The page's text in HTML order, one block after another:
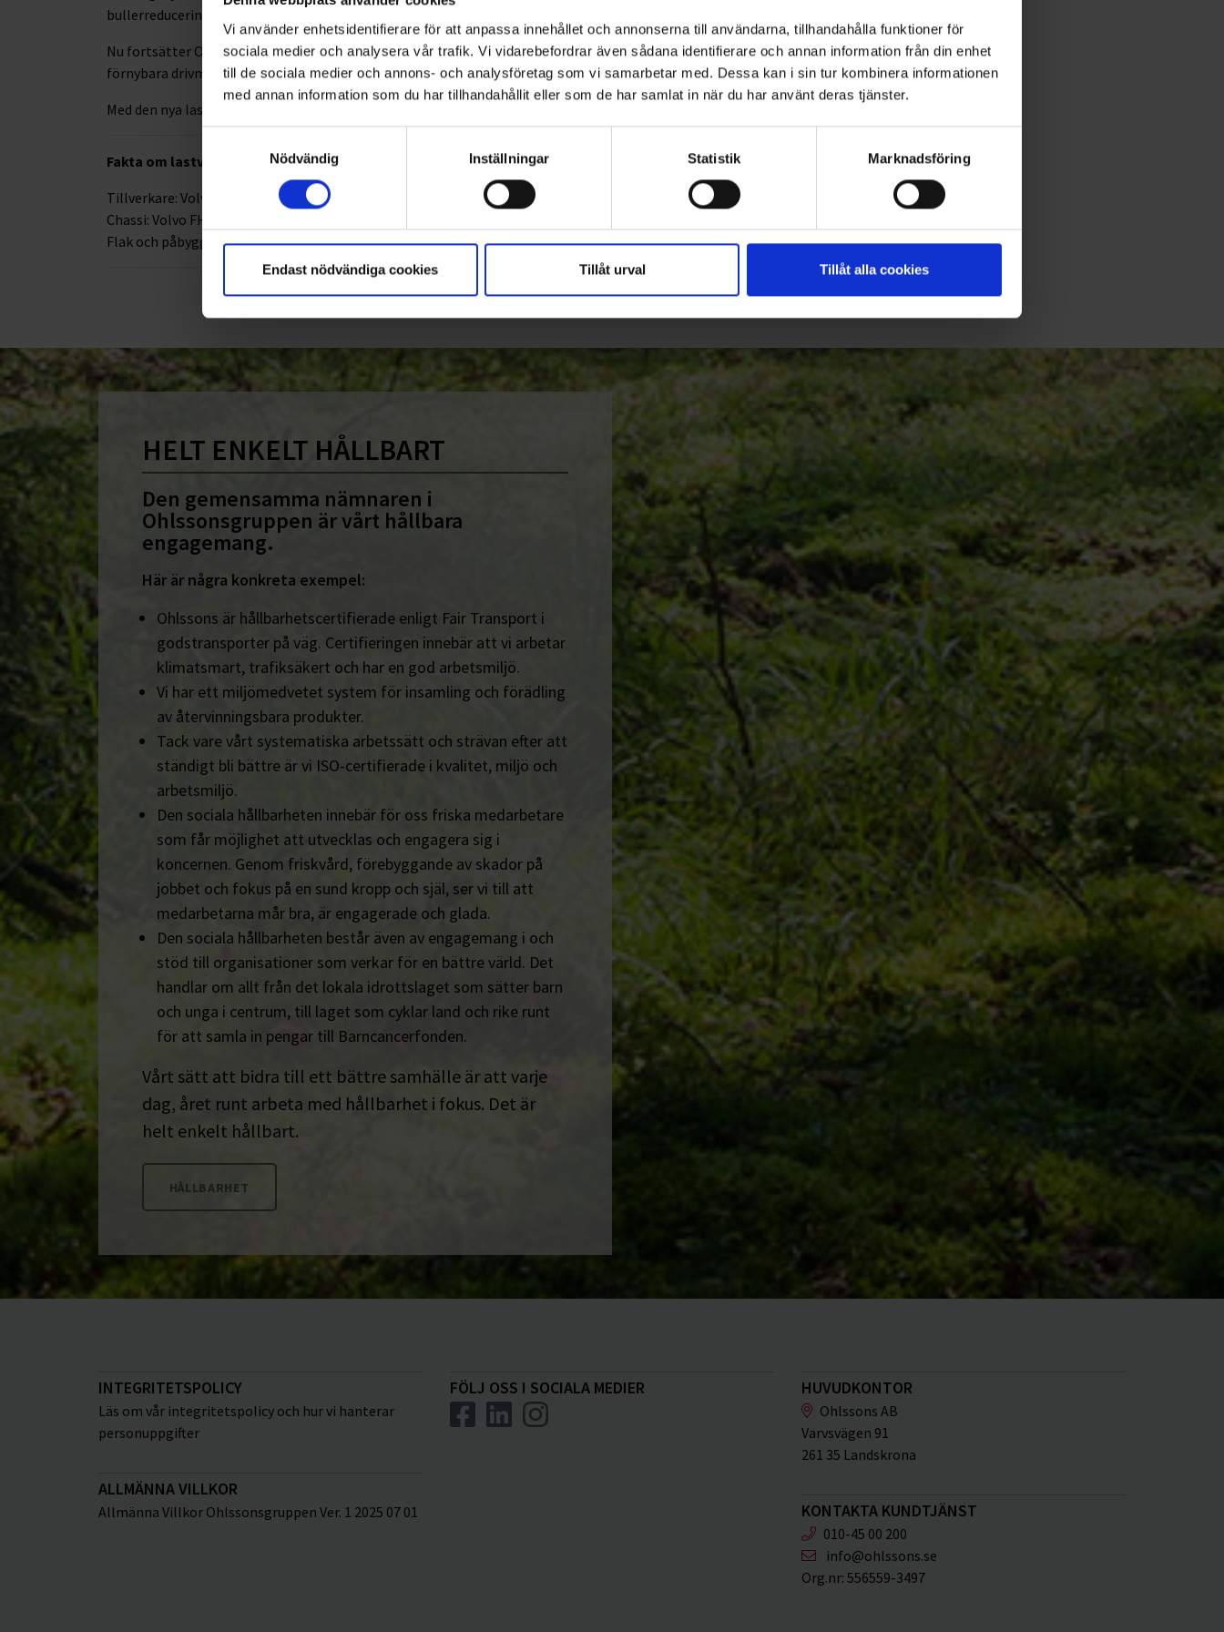
Vi använder enhetsidentifierare för att anpassa innehållet och annonserna till användarna, tillhandahålla funktioner för
sociala medier och analysera vår trafik. Vi vidarebefordrar även sådana identifierare och annan information från din enhet
till de sociala medier och annons- och analysföretag som vi samarbetar med. Dessa kan i sin tur kombinera informationen
med annan information som du har tillhandahållit eller som de har samlat in när du har använt deras tjänster.
Nödvändig
Inställningar Statistik Marknadsföring
Endast nödvändiga cookies Tillåt urval Tillåt alla cookies
bullerreducering blivit en allt viktigare parameter.
Nu fortsätter Ohlssons arbete med att ställa om till en mer hållbar drivmedelsmix, där användningen av
förnybara drivmedel ökar och utgör en prioriterad del av klimatarbetet.
Med den nya lastväxlaren tar Ohlssons ytterligare ett konkret steg i klimatomställningen.
Fakta om lastväxlaren
Tillverkare: Volvo Lastvagnar AB
Chassi: Volvo FH Electric
Flak och påbyggnation: JOAB
HELT ENKELT HÅLLBART
Den gemensamma nämnaren i
Ohlssonsgruppen är vårt hållbara
engagemang.
Här är några konkreta exempel:
Ohlssons är hållbarhetscertifierade enligt Fair Transport i
godstransporter på väg. Certifieringen innebär att vi arbetar
klimatsmart, trafiksäkert och har en god arbetsmiljö.
Vi har ett miljömedvetet system för insamling och förädling
av återvinningsbara produkter.
Tack vare vårt systematiska arbetssätt och strävan efter att
ständigt bli bättre är vi ISO-certifierade i kvalitet, miljö och
arbetsmiljö.
Den sociala hållbarheten innebär för oss friska medarbetare
som får möjlighet att utvecklas och engagera sig i
koncernen. Genom friskvård, förebyggande av skador på
jobbet och fokus på en sund kropp och själ, ser vi till att
medarbetarna mår bra, är engagerade och glada.
Den sociala hållbarheten består även av engagemang i och
stöd till organisationer som verkar för en bättre värld. Det
handlar om allt från det lokala idrottslaget som sätter barn
och unga i centrum, till laget som cyklar land och rike runt
för att samla in pengar till Barncancerfonden.
Vårt sätt att bidra till ett bättre samhälle är att varje
dag, året runt arbeta med hållbarhet i fokus. Det är
helt enkelt hållbart.
HÅLLBARHET
INTEGRITETSPOLICY
Läs om vår integritetspolicy och hur vi hanterar
personuppgifter
ALLMÄNNA VILLKOR
Allmänna Villkor Ohlssonsgruppen Ver. 1 2025 07 01
FÖLJ OSS I SOCIALA MEDIER HUVUDKONTOR
Ohlssons AB
Varvsvägen 91
261 35 Landskrona
KONTAKTA KUNDTJÄNST
010-45 00 200
info@ohlssons.se
Org.nr: 556559-3497